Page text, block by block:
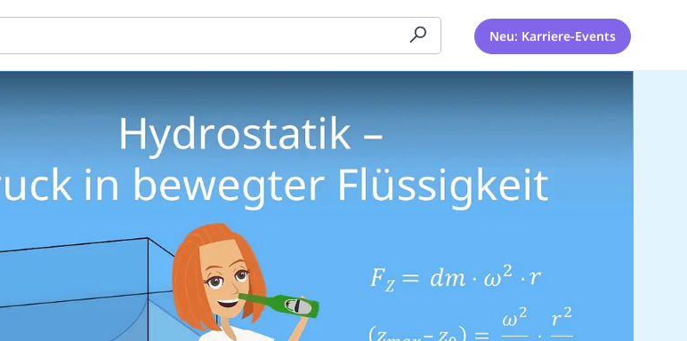
Neu: Karriere-Events